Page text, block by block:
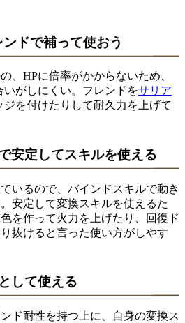
ドで補って使おう
、HPに倍率がかからないため、
がしにくい。フレンドをサリア
ジを付けたりして耐久力を上げて
安定してスキルを使える
いるので、バインドスキルで動き
安定して変換スキルを使えるた
を作って火力を上げたり、回復ド
抜けると言った使い方がしやす
して使える
ド耐性を持つ上に、自身の変換ス